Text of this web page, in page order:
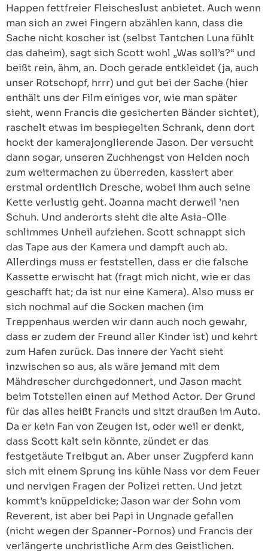
Happen fettfreier Fleischeslust anbietet. Auch wenn
man sich an zwei Fingern abzählen kann, dass die
Sache nicht koscher ist (selbst Tantchen Luna fühlt
das daheim), sagt sich Scott wohl „Was soll’s?“ und
beißt rein, ähm, an. Doch gerade entkleidet (ja, auch
unser Rotschopf, hrrr) und gut bei der Sache (hier
enthält uns der Film einiges vor, wie man später
sieht, wenn Francis die gesicherten Bänder sichtet),
raschelt etwas im bespiegelten Schrank, denn dort
hockt der kamerajonglierende Jason. Der versucht
dann sogar, unseren Zuchhengst von Helden noch
zum weitermachen zu überreden, kassiert aber
erstmal ordentlich Dresche, wobei ihm auch seine
Kette verlustig geht. Joanna macht derweil ’nen
Schuh. Und anderorts sieht die alte Asia-Olle
schlimmes Unheil aufziehen. Scott schnappt sich
das Tape aus der Kamera und dampft auch ab.
Allerdings muss er feststellen, dass er die falsche
Kassette erwischt hat (fragt mich nicht, wie er das
geschafft hat; da ist nur eine Kamera). Also muss er
sich nochmal auf die Socken machen (im
Treppenhaus werden wir dann auch noch gewahr,
dass er zudem der Freund aller Kinder ist) und kehrt
zum Hafen zurück. Das innere der Yacht sieht
inzwischen so aus, als wäre jemand mit dem
Mähdrescher durchgedonnert, und Jason macht
beim Totstellen einen auf Method Actor. Der Grund
für das alles heißt Francis und sitzt draußen im Auto.
Da er kein Fan von Zeugen ist, oder weil er denkt,
dass Scott kalt sein könnte, zündet er das
festgetäute Treibgut an. Aber unser Zugpferd kann
sich mit einem Sprung ins kühle Nass vor dem Feuer
und nervigen Fragen der Polizei retten. Und jetzt
kommt’s knüppeldicke; Jason war der Sohn vom
Reverent, ist aber bei Papi in Ungnade gefallen
(nicht wegen der Spanner-Pornos) und Francis der
verlängerte unchristliche Arm des Geistlichen.